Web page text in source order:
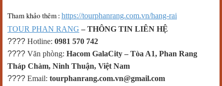
Tham khảo thêm : https://tourphanrang.com.vn/hang-rai
TOUR PHAN RANG – THÔNG TIN LIÊN HỆ
???? Hotline: 0981 570 742
???? Văn phòng: Hacom GalaCity – Tòa A1, Phan Rang
Tháp Chàm, Ninh Thuận, Việt Nam
???? Email: tourphanrang.com.vn@gmail.com